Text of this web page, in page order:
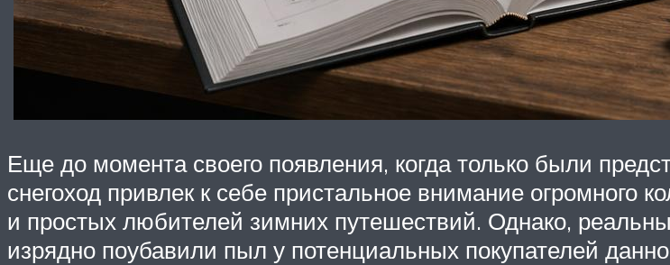
Еще до момента своего появления, когда только были
снегоход привлек к себе пристальное внимание огромного
и простых любителей зимних путешествий. Однако,
изрядно поубавили пыл у потенциальных покупателей